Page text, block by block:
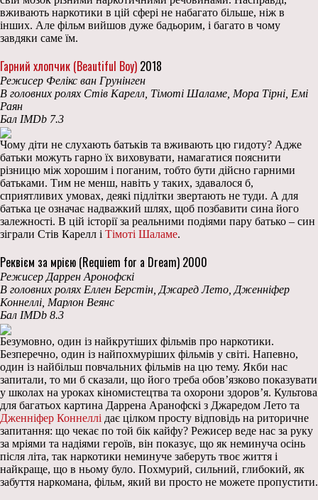
вживають наркотики в цій сфері не набагато більше, ніж в
інших. Але фільм вийшов дуже бадьорим, і багато в чому
завдяки саме їм.
Гарний хлопчик (Beautiful Boy) 2018
Режисер Фелікс ван Грунінген
В головних ролях Стів Карелл, Тімоті Шаламе, Мора Тірні, Емі
Раян
Бал IMDb 7.3
Чому діти не слухають батьків та вживають цю гидоту? Адже
батьки можуть гарно їх виховувати, намагатися пояснити
різницю між хорошим і поганим, тобто бути дійсно гарними
батьками. Тим не менш, навіть у таких, здавалося б,
сприятливих умовах, деякі підлітки звертають не туди. А для
батька це означає надважкий шлях, щоб позбавити сина його
залежності. В цій історії за реальними подіями пару батько – син
зіграли Стів Карелл і Тімоті Шаламе.
Реквієм за мрією (Requiem for a Dream) 2000
Режисер Даррен Аронофскі
В головних ролях Еллен Берстін, Джаред Лето, Дженніфер
Коннеллі, Марлон Веянс
Бал IMDb 8.3
Безумовно, один із найкрутіших фільмів про наркотики.
Безперечно, один із найпохмуріших фільмів у світі. Напевно,
один із найбільш повчальних фільмів на цю тему. Якби нас
запитали, то ми б сказали, що його треба обов’язково показувати
у школах на уроках кіномистецтва та охорони здоров’я. Культова
для багатьох картина Даррена Аранофскі з Джаредом Лето та
Дженніфер Коннеллі дає цілком просту відповідь на риторичне
запитання: що чекає по той бік кайфу? Режисер веде нас за руку
за мріями та надіями героїв, він показує, що як неминуча осінь
після літа, так наркотики неминуче заберуть твоє життя і
найкраще, що в ньому було. Похмурий, сильний, глибокий, як
забуття наркомана, фільм, який ви просто не можете пропустити.